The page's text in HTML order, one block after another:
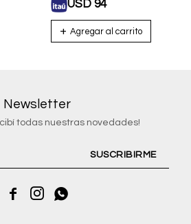
USD 94
Newsletter
todas nuestras novedades!
SUSCRIBIRME
  